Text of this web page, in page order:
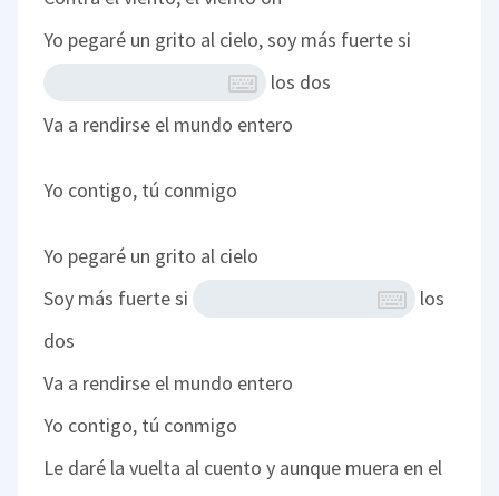
Yo pegaré un grito al cielo, soy más fuerte si
los dos
Va a rendirse el mundo entero
Yo contigo, tú conmigo
Yo pegaré un grito al cielo
Soy más fuerte si
los
dos
Va a rendirse el mundo entero
Yo contigo, tú conmigo
Le daré la vuelta al cuento y aunque muera en el